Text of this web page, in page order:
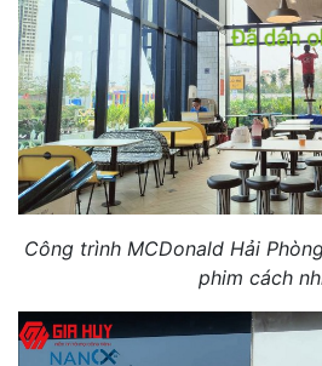
Công trình MCDonald Hải
phim cách